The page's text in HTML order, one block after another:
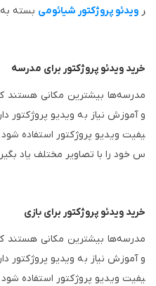
ر ویدئو پروژکتور شیائومی بسته
خرید ویدئو پروژکتور برای مدرسه
مدرسه‌ها بیشترین مکانی هستند
و آموزش نیاز به ویدیو پروژکتور
یفیت ویدیو پروژکتور استفاده
س خود را با تصاویر مختلف یاد
خرید ویدئو پروژکتور برای بازی
مدرسه‌ها بیشترین مکانی هستند
و آموزش نیاز به ویدیو پروژکتور
یفیت ویدیو پروژکتور استفاده